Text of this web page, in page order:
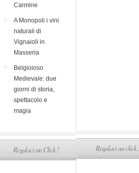
Carmine
A Monopoli i vini
naturali di
Vignaioli in
Masseria
Belgioioso
Medievale: due
giorni di storia,
spettacolo e
magia
Regalaci un Click ! Regalaci un click